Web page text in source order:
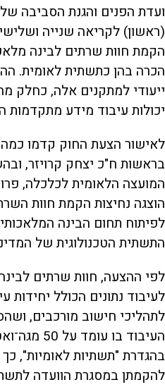
ועדת הפנים והגנת הסביבה
(ראשון) לקריאה שנייה
הקמת חוות שרתים לבינה
הכרה בהן כתשתית לאומית.
ייעודי למתקנים אלה, כחלק
יכולות עיבוד מידע
לאישור הצעת החוק קדמו כמה
בראשות ח"כ יצחק קרויזר,
המועצה הלאומית לכלכלה,
הוצגה נחיצות הקמת חוות
לפיתוח תחום הבינה
התשתית הטכנולוגית של
לפי ההצעה, חוות שרתים
לעיבוד נתונים הכולל
לתהליכי חישוב מורכבים,
העיבוד בו
בהגדרת "תשתיות לאומיות",
להקמתן במסגרת הוועדה